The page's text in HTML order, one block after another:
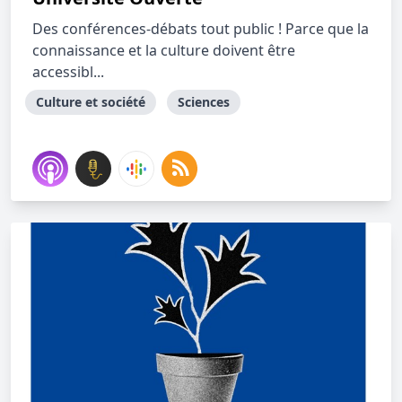
Des conférences-débats tout public ! Parce que la
connaissance et la culture doivent être
accessibl...
Culture et société Sciences